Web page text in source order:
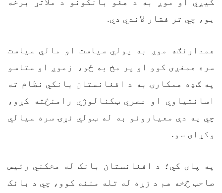
یو، چي تر فشار لاندي دي.
همدارنګه موږ به پولي سیاست او مالي سیاست
سره همغږی کوو او پر مخ به ځو، زموږ او ستاسو
په ګډه همکارۍ به د افغانستان بانکي نظام ته
اسانتیاوي او عصري ټکنالوژي رامنځته کړو،
چي په دې معیارونو به له ټولي نړۍ سره سیالي
وکړای سو.
په پای کي؛ د افغانستان بانک له مخکني رئیس
صاحب څخه هم د زړه له تله مننه کوو، چي د بانک